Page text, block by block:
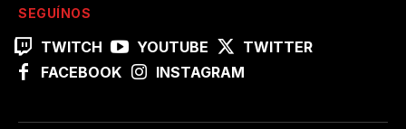
SEGUÍNOS
TWITCH YOUTUBE
TWITTER
FACEBOOK
INSTAGRAM